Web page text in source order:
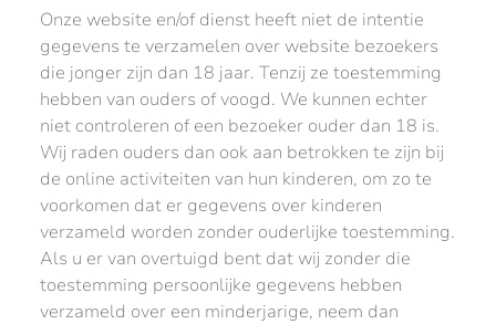
Onze website en/of dienst heeft niet de intentie
gegevens te verzamelen over website bezoekers
die jonger zijn dan 18 jaar. Tenzij ze toestemming
hebben van ouders of voogd. We kunnen echter
niet controleren of een bezoeker ouder dan 18 is.
Wij raden ouders dan ook aan betrokken te zijn bij
de online activiteiten van hun kinderen, om zo te
voorkomen dat er gegevens over kinderen
verzameld worden zonder ouderlijke toestemming.
Als u er van overtuigd bent dat wij zonder die
toestemming persoonlijke gegevens hebben
verzameld over een minderjarige, neem dan